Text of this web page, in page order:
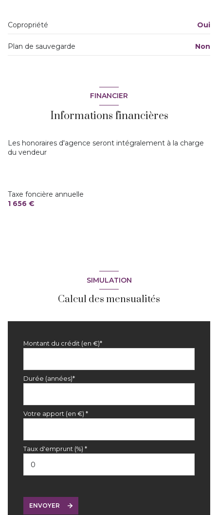
1 étage(s)
vue Jardin
Copropriété Oui
Plan de sauvegarde Non
FINANCIER
Informations financières
Les honoraires d'agence seront intégralement à la charge
du vendeur
Taxe foncière annuelle
1 656 €
SIMULATION
Calcul des mensualités
Montant du crédit (en €)*
Durée (années)*
Votre apport (en €) *
Taux d'emprunt (%) *
ENVOYER